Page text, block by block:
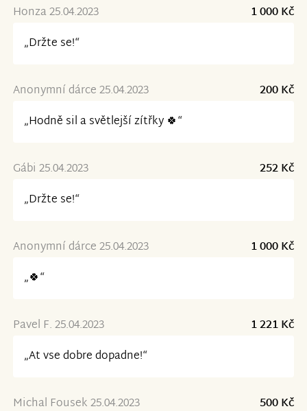
Honza 25.04.2023
1 000 Kč
„Držte se!“
Anonymní dárce 25.04.2023
200 Kč
„Hodně sil a světlejší zítřky 🍀“
Gábi 25.04.2023
252 Kč
„Držte se!“
Anonymní dárce 25.04.2023
1 000 Kč
„🍀“
Pavel F. 25.04.2023
1 221 Kč
„At vse dobre dopadne!“
Michal Fousek 25.04.2023
500 Kč